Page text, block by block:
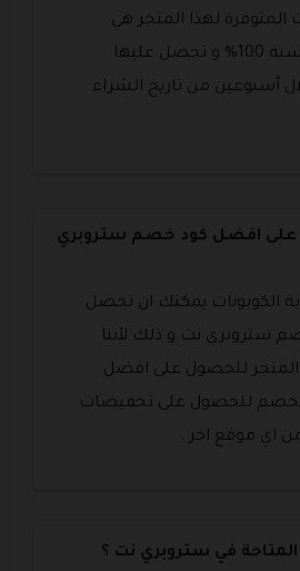
المتوفرة لهذا المتجر هي
منتجات أصلية بنسبة 100% و تحصل عليها
أسبوعين من تاريخ الشراء
على افضل كود خصم ستروبري
الكوبونات يمكنك ان تحصل
ستروبري نت و ذلك لأننا
المتجر للحصول على افضل
للحصول على تخفيضات
اي موقع اخر .
المتاحة في ستروبري نت ؟